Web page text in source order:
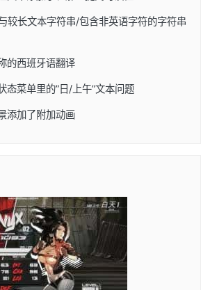
较长文本字符串/包含非英语字符的字符串
的西班牙语翻译
态菜单里的”日/上午”文本问题
添加了附加动画